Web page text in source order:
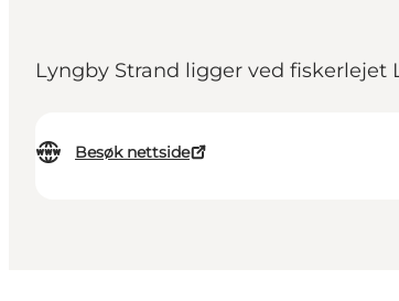
Lyngby Strand ligger ved fiskerlejet
Besøk nettside